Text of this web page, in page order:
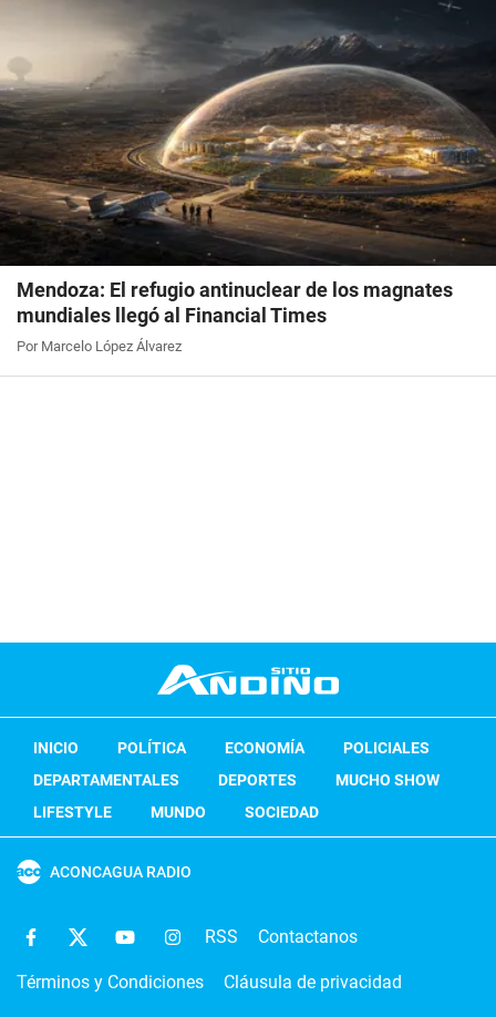
Mendoza: El refugio antinuclear de los magnates
mundiales llegó al Financial Times
Por Marcelo López Álvarez
INICIO POLÍTICA ECONOMÍA
POLICIALES
DEPARTAMENTALES
DEPORTES
MUCHO SHOW
LIFESTYLE
MUNDO SOCIEDAD
ACONCAGUA RADIO
RSS Contactanos
Términos y Condiciones Cláusula de privacidad